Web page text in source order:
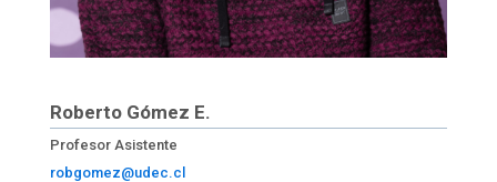
Roberto Gómez E.
Profesor Asistente
robgomez@udec.cl